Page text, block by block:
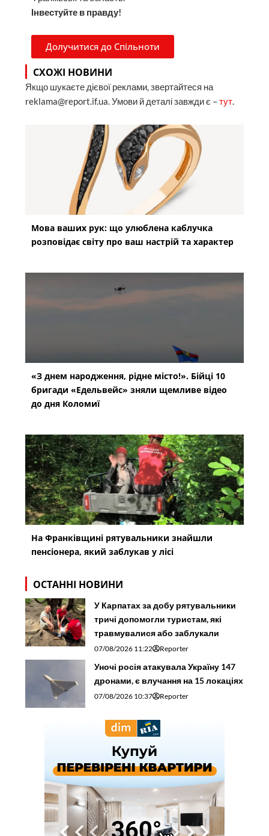
Інвестуйте в правду!
Долучитися до Спільноти
СХОЖІ НОВИНИ
Якщо шукаєте дієвої реклами, звертайтеся на
reklama@report.if.ua. Умови й деталі завжди є –тут.
Мова ваших рук: що улюблена каблучка
розповідає світу про ваш настрій та характер
«З днем народження, рідне місто!». Бійці 10
бригади «Едельвейс» зняли щемливе відео
до дня Коломиї
На Франківщині рятувальники знайшли
пенсіонера, який заблукав у лісі
ОСТАННІ НОВИНИ
У Карпатах за добу рятувальники
тричі допомогли туристам, які
травмувалися або заблукали
07/08/2026 11:22 Reporter
Уночі росія атакувала Україну 147
дронами, є влучання на 15 локаціях
07/08/2026 10:37 Reporter